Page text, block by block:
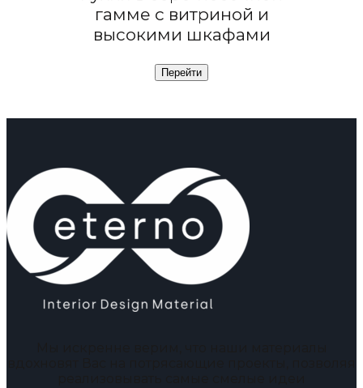
гамме с витриной и
высокими шкафами